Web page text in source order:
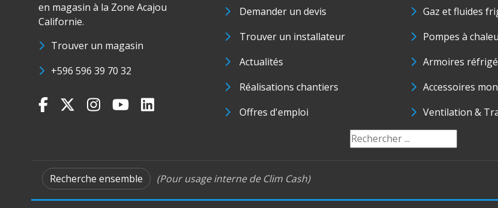
en magasin à la Zone Acajou
Californie.
Trouver un magasin
+596 596 39 70 32
Demander un devis
Trouver un installateur
Actualités
Réalisations chantiers
Offres d'emploi
Gaz et fluides
Pompes à
Armoires
Accessoires
Ventilation &
Recherche ensemble (Pour usage interne de Clim Cash)